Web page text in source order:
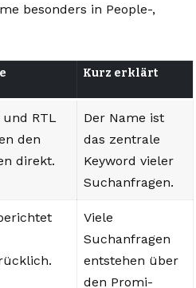
besonders in People-,
Kurz erklärt
und RTL
den
direkt.
Der Name ist
das zentrale
Keyword vieler
Suchanfragen.
Viele
Suchanfragen
entstehen über
den Promi-